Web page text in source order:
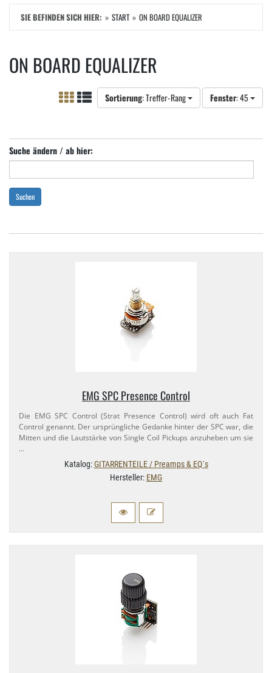
SIE BEFINDEN SICH HIER: START ON BOARD EQUALIZER
ON BOARD EQUALIZER
Sortierung: Treffer-Rang Fenster: 45
Suche ändern / ab hier:
Suchen
EMG SPC Presence Control
Die EMG SPC Control (Strat Presence Control) wird oft auch Fat
Control genannt. Der ursprüngliche Gedanke hinter der SPC war, die
Mitten und die Lautstärke von Single Coil Pickups anzuheben um sie
…
Katalog:GITARRENTEILE / Preamps & EQ´s
Hersteller: EMG